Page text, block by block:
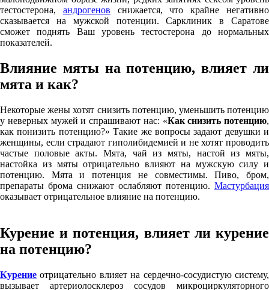
тестостерона, андрогенов снижается, что крайне негативно
сказывается на мужской потенции. Сарклиник в Саратове
сможет поднять Ваш уровень тестостерона до нормальных
показателей.
Влияние мяты на потенцию, влияет ли
мята и как?
Некоторые жены хотят снизить потенцию, уменьшить потенцию
у неверных мужей и спрашивают нас: «Как снизить потенцию,
как понизить потенцию?» Такие же вопросы задают девушки и
женщины, если страдают гиполибидемией и не хотят проводить
частые половые акты. Мята, чай из мяты, настой из мяты,
настойка из мяты отрицательно влияют на мужскую силу и
потенцию. Мята и потенция не совместимы. Пиво, бром,
препараты брома снижают ослабляют потенцию. Мастурбация
оказывает отрицательное влияние на потенцию.
Курение и потенция, влияет ли курение
на потенцию?
Курение отрицательно влияет на сердечно-сосудистую систему,
вызывает артериолосклероз сосудов микроциркуляторного